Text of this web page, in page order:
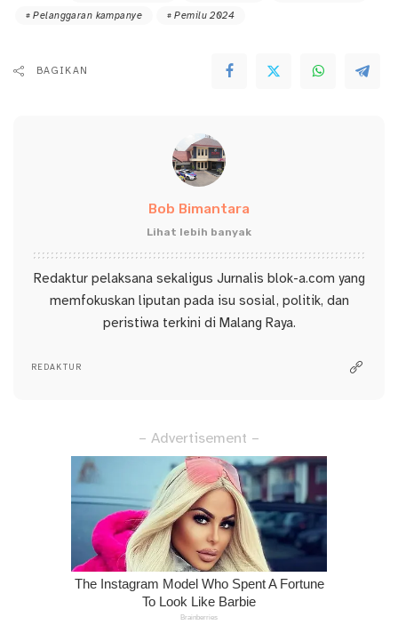
Pelanggaran kampanye Pemilu 2024
BAGIKAN
Bob Bimantara
Lihat lebih banyak
Redaktur pelaksana sekaligus Jurnalis blok-a.com yang
memfokuskan liputan pada isu sosial, politik, dan
peristiwa terkini di Malang Raya.
REDAKTUR
– Advertisement –